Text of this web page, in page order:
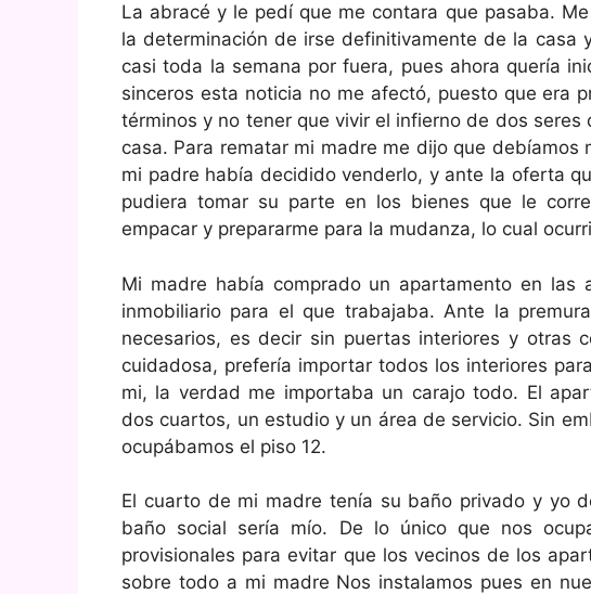
La abracé y le pedí que me contara que pasaba.
la determinación de irse definitivamente de la casa
casi toda la semana por fuera, pues ahora quería
sinceros esta noticia no me afectó, puesto que era
términos y no tener que vivir el infierno de dos
casa. Para rematar mi madre me dijo que
mi padre había decidido venderlo, y ante la oferta
pudiera tomar su parte en los bienes que le
empacar y prepararme para la mudanza, lo cual
Mi madre había comprado un apartamento en
inmobiliario para el que trabajaba. Ante la
necesarios, es decir sin puertas interiores y otras
cuidadosa, prefería importar todos los interiores
mi, la verdad me importaba un carajo todo. El
dos cuartos, un estudio y un área de servicio. Sin
ocupábamos el piso 12.
El cuarto de mi madre tenía su baño privado y yo
baño social sería mío. De lo único que nos
provisionales para evitar que los vecinos de los
sobre todo a mi madre Nos instalamos pues en